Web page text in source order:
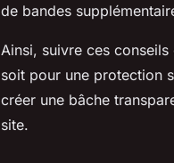
de bandes
Ainsi, suivre ces
soit pour une protection
créer une bâche
site.